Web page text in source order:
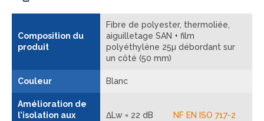
Composition du
produit
Fibre de polyester, thermoliée,
aiguilletage SAN + film
polyéthylène 25µ débordant sur
un côté (50 mm)
Couleur Blanc
Amélioration de
l’isolation aux
ΔLw = 22 dB NF EN ISO 717-2